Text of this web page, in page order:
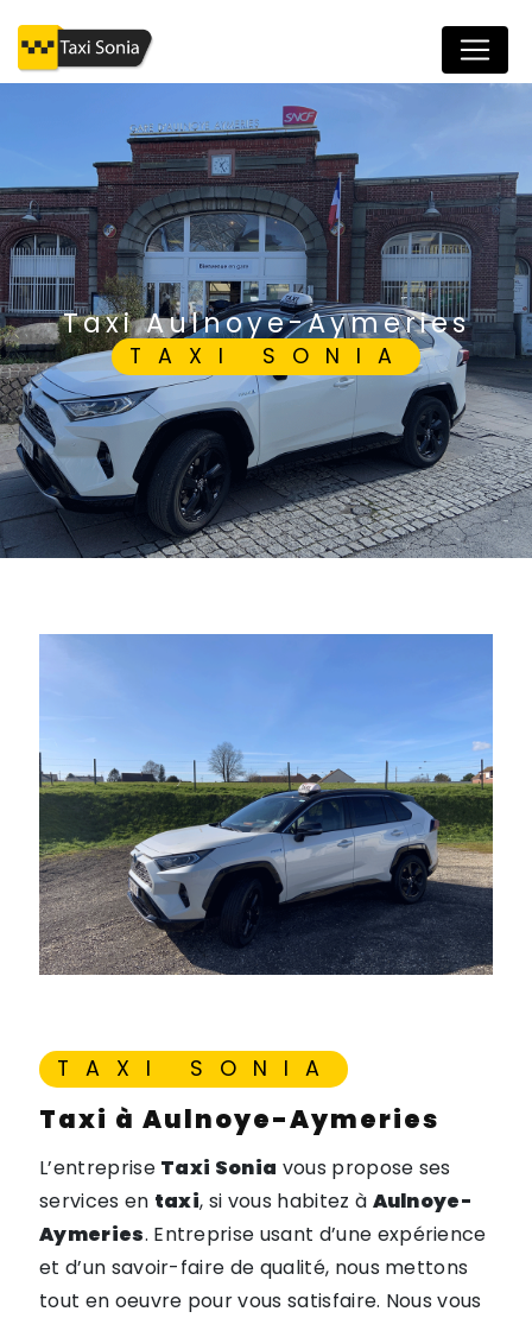
taxi Aulnoye-Aymeries
TAXI SONIA
TAXI SONIA
taxi à Aulnoye-Aymeries
L’entreprise Taxi Sonia vous propose ses
services en taxi, si vous habitez à Aulnoye-
Aymeries. Entreprise usant d’une expérience
et d’un savoir-faire de qualité, nous mettons
tout en oeuvre pour vous satisfaire. Nous vous